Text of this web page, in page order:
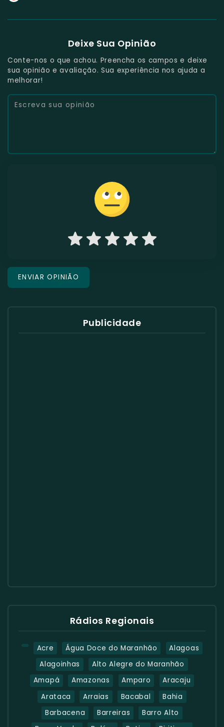
Deixe Sua Opinião
Conte-nos o que achou. Preencha os campos e deixe
sua opinião e avaliação. Sua experiência nos ajuda a
melhorar!
Publicidade
Rádios Regionais
Acre Água Doce do Maranhão
Alagoas
Alagoinhas
Alto Alegre do Maranhão
Amapá
Amazonas Amparo
Aracaju
Arataca
Arraias Bacabal
Bahia
Barbacena
Barreiras
Barro Alto